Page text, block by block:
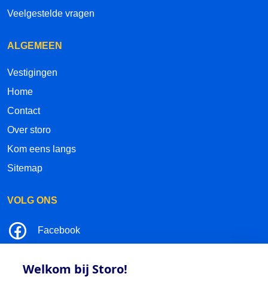
Welkom bij Storo!
Veelgestelde vragen
ALGEMEEN
Vestigingen
Home
Contact
Over storo
Kom eens langs
Sitemap
VOLG ONS
Facebook